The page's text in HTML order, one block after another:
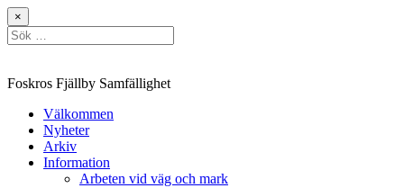
Hoppa
till
innehåll
×
Sök
efter:
Foskros Fjällby Samfällighet
Välkommen
Nyheter
Arkiv
Information
Arbeten vid väg och mark